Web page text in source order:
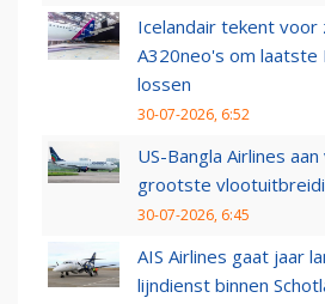
Icelandair tekent voor
A320neo's om laatste
lossen
30-07-2026, 6:52
US-Bangla Airlines
grootste
30-07-2026, 6:45
AIS Airlines gaat jaar
lijndienst binnen